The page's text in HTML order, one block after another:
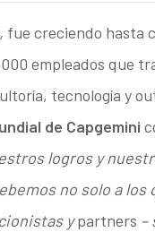
fue creciendo hasta
empleados que
tecnología y
de Capgemini
logros y
no solo a los
ypartners –